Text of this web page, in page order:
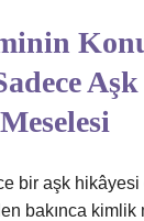
bir aşk
bakınca kimlik